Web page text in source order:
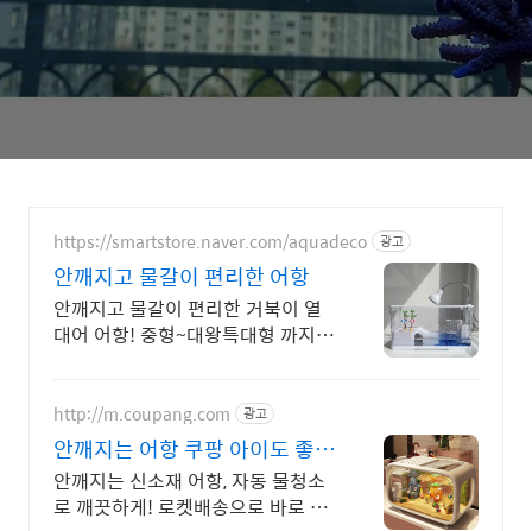
https://smartstore.naver.com/aquadeco 광고
안깨지고 물갈이 편리한 어항
안깨지고 물갈이 편리한 거북이 열
대어 어항! 중형~대왕특대형 까지
http://m.coupang.com 광고
안깨지는 어항 쿠팡 아이도 좋아
하는 어항
안깨지는 신소재 어항, 자동 물청소
로 깨끗하게! 로켓배송으로 바로 만